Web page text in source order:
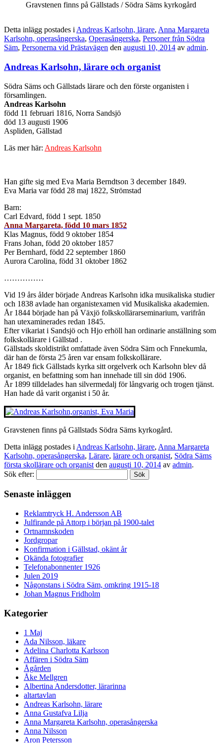
Gravstenen finns på Gällstads / Södra Säms kyrkogård
Detta inlägg postades i Andreas Karlsohn, lärare, Anna Margareta
Karlsohn, operasångerska, Operasångerska, Personer från Södra
Säm, Personerna vid Prästavägen den augusti 10, 2014 av admin.
Andreas Karlsohn, lärare och organist
Södra Säms och Gällstads lärare och den förste organisten i
församlingen.
Andreas Karlsohn
född 11 februari 1816, Norra Sandsjö
död 13 augusti 1906
Aspliden, Gällstad
Läs mer här: Andreas Karlsohn
Han gifte sig med Eva Maria Berndtson 3 december 1849.
Eva Maria var född 28 maj 1822, Strömstad
Barn:
Carl Edvard, född 1 sept. 1850
Anna Margareta, född 10 mars 1852
Klas Magnus, född 9 oktober 1854
Frans Johan, född 20 oktober 1857
Per Bernhard, född 22 september 1860
Aurora Carolina, född 31 oktober 1862
……………
Vid 19 års ålder började Andreas Karlsohn idka musikaliska studier
och 1838 avlade han organistexamen vid Musikaliska akademien.
År 1844 började han på Växjö folkskollärarseminarium, varifrån
han utexaminerades redan 1845.
Efter vikariat i Sandsjö och Hjo erhöll han ordinarie anställning som
folkskollärare i Gällstad .
Gällstads skoldistrikt omfattade även Södra Säm och Fnnekumla,
där han de första 25 åren var ensam folkskollärare.
År 1849 fick Gällstads kyrka sitt orgelverk och Karlsohn blev då
organist, en befattning som han innehade till sin död 1906.
År 1899 tilldelades han silvermedalj för långvarig och trogen tjänst.
Han hade då varit organist i 50 år.
Gravstenen finns på Gällstads Södra Säms kyrkogård.
Detta inlägg postades i Andreas Karlsohn, lärare, Anna Margareta
Karlsohn, operasångerska, Lärare, lärare och organist, Södra Säms
första skollärare och organist den augusti 10, 2014 av admin.
Sök efter:
Senaste inläggen
Reklamtryck H. Andersson AB
Julfirande på Attorp i början på 1900-talet
Ortnamnskoden
Jordgropar
Konfirmation i Gällstad, okänt år
Okända fotografier
Telefonabonnenter 1926
Julen 2019
Någonstans i Södra Säm, omkring 1915-18
Johan Magnus Fridholm
Kategorier
1 Maj
Ada Nilsson, läkare
Adelina Charlotta Karlsson
Affären i Södra Säm
Ågården
Åke Mellgren
Albertina Andersdotter, lärarinna
altartavlan
Andreas Karlsohn, lärare
Anna Gustafva Lilja
Anna Margareta Karlsohn, operasångerska
Anna Nilsson
Aron Petersson